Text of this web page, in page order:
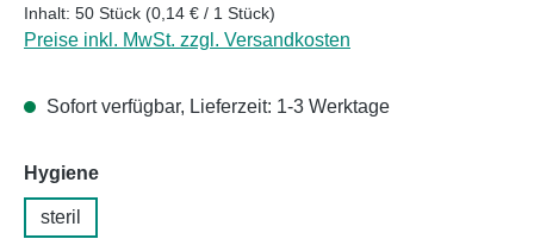
Inhalt: 50 Stück (0,14 € / 1 Stück)
Preise inkl. MwSt. zzgl. Versandkosten
Sofort verfügbar, Lieferzeit: 1-3 Werktage
Hygieneauswählen
steril